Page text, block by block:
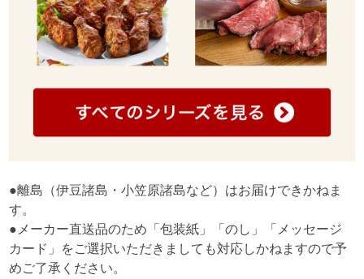
●離島（伊豆諸島・小笠原諸島など）はお届けできかねま
す。
●メーカー直送品のため「包装紙」「のし」「メッセージ
カード」をご選択いただきましても対応しかねますので予
めご了承ください。